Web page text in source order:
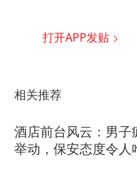
打开APP发贴
相关推荐
酒店前台风云：男子
举动，保安态度令人